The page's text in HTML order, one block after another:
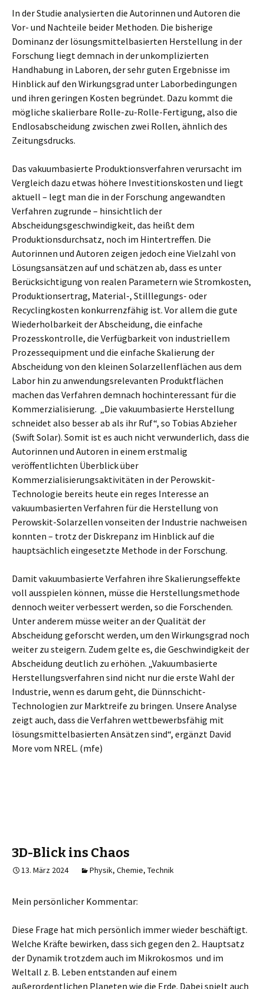
In der Studie analysierten die Autorinnen und Autoren die
Vor- und Nachteile beider Methoden. Die bisherige
Dominanz der lösungsmittelbasierten Herstellung in der
Forschung liegt demnach in der unkomplizierten
Handhabung in Laboren, der sehr guten Ergebnisse im
Hinblick auf den Wirkungsgrad unter Laborbedingungen
und ihren geringen Kosten begründet. Dazu kommt die
mögliche skalierbare Rolle-zu-Rolle-Fertigung, also die
Endlosabscheidung zwischen zwei Rollen, ähnlich des
Zeitungsdrucks.
Das vakuumbasierte Produktionsverfahren verursacht im
Vergleich dazu etwas höhere Investitionskosten und liegt
aktuell – legt man die in der Forschung angewandten
Verfahren zugrunde – hinsichtlich der
Abscheidungsgeschwindigkeit, das heißt dem
Produktionsdurchsatz, noch im Hintertreffen. Die
Autorinnen und Autoren zeigen jedoch eine Vielzahl von
Lösungsansätzen auf und schätzen ab, dass es unter
Berücksichtigung von realen Parametern wie Stromkosten,
Produktionsertrag, Material-, Stilllegungs- oder
Recyclingkosten konkurrenzfähig ist. Vor allem die gute
Wiederholbarkeit der Abscheidung, die einfache
Prozesskontrolle, die Verfügbarkeit von industriellem
Prozessequipment und die einfache Skalierung der
Abscheidung von den kleinen Solarzellenflächen aus dem
Labor hin zu anwendungsrelevanten Produktflächen
machen das Verfahren demnach hochinteressant für die
Kommerzialisierung. „Die vakuumbasierte Herstellung
schneidet also besser ab als ihr Ruf“, so Tobias Abzieher
(Swift Solar). Somit ist es auch nicht verwunderlich, dass die
Autorinnen und Autoren in einem erstmalig
veröffentlichten Überblick über
Kommerzialisierungsaktivitäten in der Perowskit-
Technologie bereits heute ein reges Interesse an
vakuumbasierten Verfahren für die Herstellung von
Perowskit-Solarzellen vonseiten der Industrie nachweisen
konnten – trotz der Diskrepanz im Hinblick auf die
hauptsächlich eingesetzte Methode in der Forschung.
Damit vakuumbasierte Verfahren ihre Skalierungseffekte
voll ausspielen können, müsse die Herstellungsmethode
dennoch weiter verbessert werden, so die Forschenden.
Unter anderem müsse weiter an der Qualität der
Abscheidung geforscht werden, um den Wirkungsgrad noch
weiter zu steigern. Zudem gelte es, die Geschwindigkeit der
Abscheidung deutlich zu erhöhen. „Vakuumbasierte
Herstellungsverfahren sind nicht nur die erste Wahl der
Industrie, wenn es darum geht, die Dünnschicht-
Technologien zur Marktreife zu bringen. Unsere Analyse
zeigt auch, dass die Verfahren wettbewerbsfähig mit
lösungsmittelbasierten Ansätzen sind“, ergänzt David
More vom NREL. (mfe)
3D-Blick ins Chaos
13. März 2024 Physik, Chemie, Technik
Mein persönlicher Kommentar:
Diese Frage hat mich persönlich immer wieder beschäftigt.
Welche Kräfte bewirken, dass sich gegen den 2.. Hauptsatz
der Dynamik trotzdem auch im Mikrokosmos und im
Weltall z. B. Leben entstanden auf einem
außerordentlichen Planeten wie die Erde. Dabei spielt auch